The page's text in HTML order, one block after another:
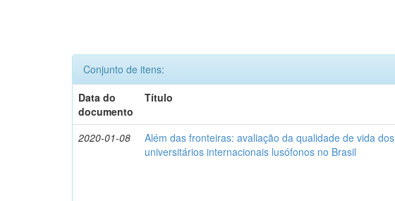
Conjunto de itens:
Data do
documento
Título
2020-01-08
Além das fronteiras: avaliação da qualidade de vida dos
universitários internacionais lusófonos no Brasil